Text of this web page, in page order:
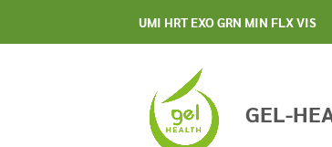
UMI HRT EXO GRN MIN FLX VIS
GEL-